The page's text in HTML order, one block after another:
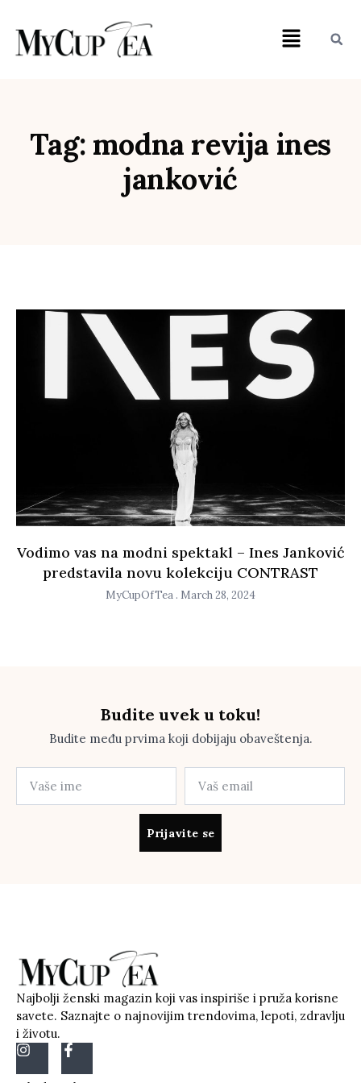
Tag: modna revija ines
janković
Vodimo vas na modni spektakl – Ines Janković
predstavila novu kolekciju CONTRAST
MyCupOfTea March 28, 2024
Budite uvek u toku!
Budite među prvima koji dobijaju obaveštenja.
Prijavite se
Najbolji ženski magazin koji vas inspiriše i pruža korisne
savete. Saznajte o najnovijim trendovima, lepoti, zdravlju
i životu.